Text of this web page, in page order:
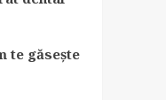
te găsește